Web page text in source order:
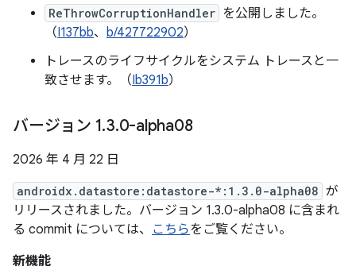
ReThrowCorruptionHandler を公開しました。
（I137bb、 b/427722902）
トレースのライフサイクルをシステム トレースと一
致させます。（Ib391b）
バージョン 1.3.0-alpha08
2026 年 4 月 22 日
androidx.datastore:datastore-*:1.3.0-alpha08 が
リリースされました。バージョン 1.3.0-alpha08 に含まれ
る commit については、 こちらをご覧ください。
新機能